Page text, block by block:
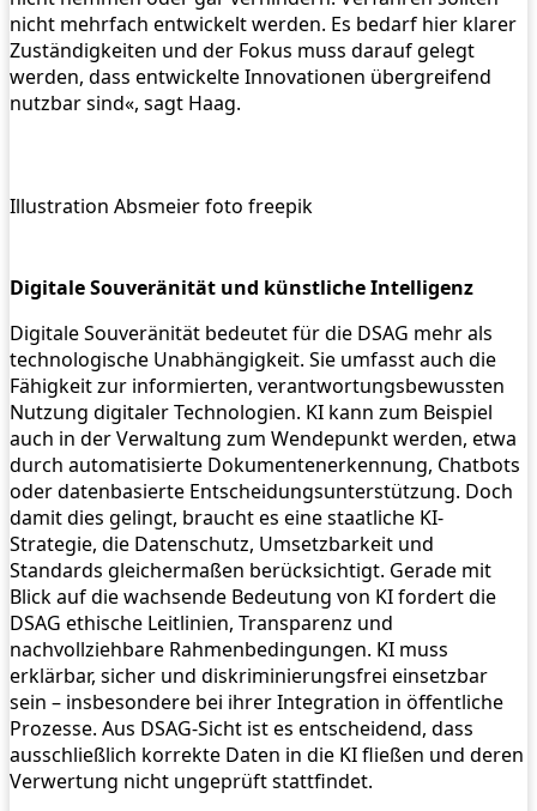
nicht mehrfach entwickelt werden. Es bedarf hier klarer
Zuständigkeiten und der Fokus muss darauf gelegt
werden, dass entwickelte Innovationen übergreifend
nutzbar sind«, sagt Haag.
Illustration Absmeier foto freepik
Digitale Souveränität und künstliche Intelligenz
Digitale Souveränität bedeutet für die DSAG mehr als
technologische Unabhängigkeit. Sie umfasst auch die
Fähigkeit zur informierten, verantwortungsbewussten
Nutzung digitaler Technologien. KI kann zum Beispiel
auch in der Verwaltung zum Wendepunkt werden, etwa
durch automatisierte Dokumentenerkennung, Chatbots
oder datenbasierte Entscheidungsunterstützung. Doch
damit dies gelingt, braucht es eine staatliche KI-
Strategie, die Datenschutz, Umsetzbarkeit und
Standards gleichermaßen berücksichtigt. Gerade mit
Blick auf die wachsende Bedeutung von KI fordert die
DSAG ethische Leitlinien, Transparenz und
nachvollziehbare Rahmenbedingungen. KI muss
erklärbar, sicher und diskriminierungsfrei einsetzbar
sein – insbesondere bei ihrer Integration in öffentliche
Prozesse. Aus DSAG-Sicht ist es entscheidend, dass
ausschließlich korrekte Daten in die KI fließen und deren
Verwertung nicht ungeprüft stattfindet.